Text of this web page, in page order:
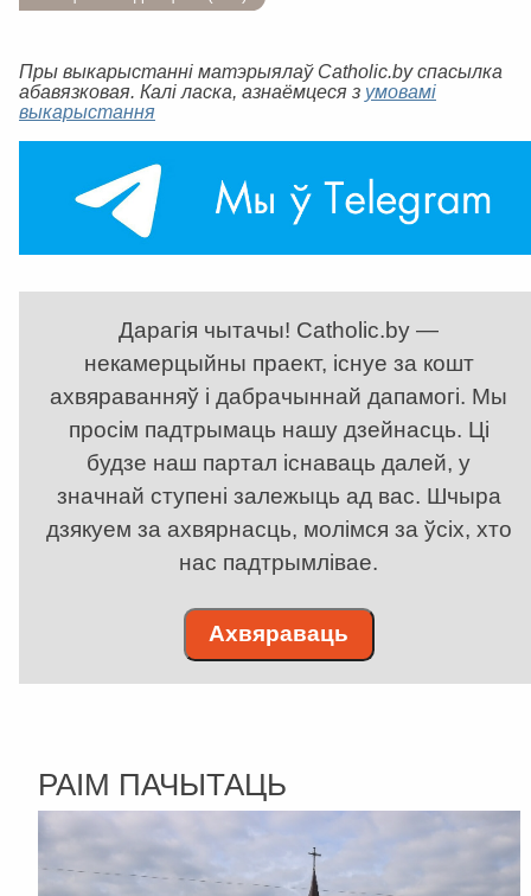
Пры выкарыстанні матэрыялаў Catholic.by спасылка
абавязковая. Калі ласка, азнаёмцеся з умовамі
выкарыстання
Дарагія чытачы! Catholic.by —
некамерцыйны праект, існуе за кошт
ахвяраванняў і дабрачыннай дапамогі. Мы
просім падтрымаць нашу дзейнасць. Ці
будзе наш партал існаваць далей, у
значнай ступені залежыць ад вас. Шчыра
дзякуем за ахвярнасць, молімся за ўсіх, хто
нас падтрымлівае.
Ахвяраваць
РАІМ ПАЧЫТАЦЬ